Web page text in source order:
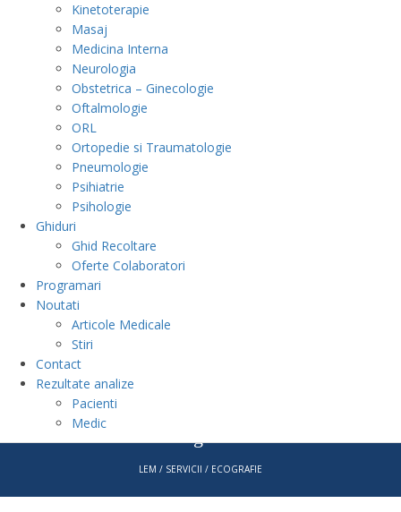
Kinetoterapie
Masaj
Medicina Interna
Neurologia
Obstetrica – Ginecologie
Oftalmologie
ORL
Ortopedie si Traumatologie
Pneumologie
Psihiatrie
Psihologie
Ghiduri
Ghid Recoltare
Oferte Colaboratori
Programari
Noutati
Articole Medicale
Stiri
Contact
Rezultate analize
Pacienti
Medic
Ecografie
LEM / SERVICII / ECOGRAFIE